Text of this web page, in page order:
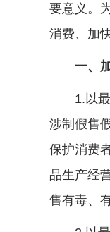
要意义。
消费、加
一、加
1.以最严
涉制假售
保护消费
品生产经
售有毒、